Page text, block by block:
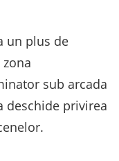
un plus de
sub arcada
deschide privirea